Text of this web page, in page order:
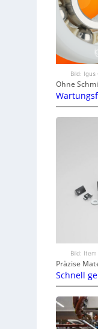
Bild: Igus
Ohne
Bild:
Präzise
Schnell